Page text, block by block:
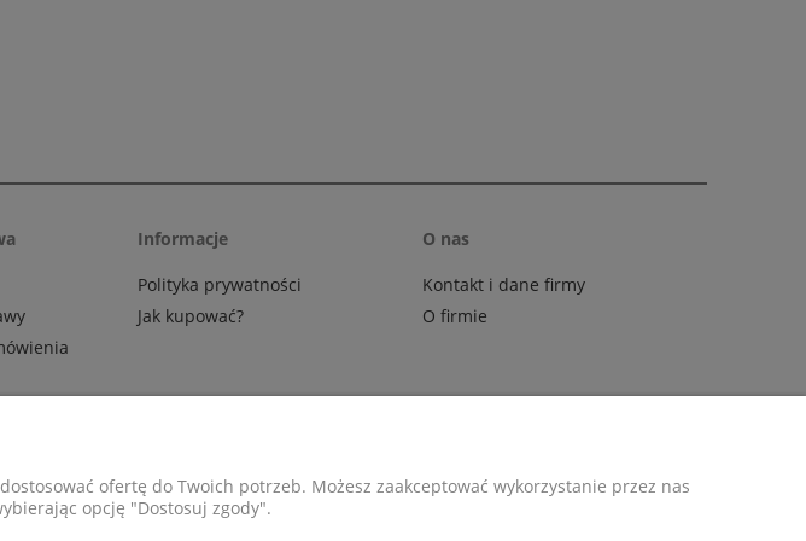
Informacje
Polityka prywatności
Jak kupować?
O nas
Kontakt i dane firmy
O firmie
Godziny otwarcia
Poniedziałek–Piątek: 10:00–18:00
ofertę do Twoich potrzeb. Możesz zaakceptować wykorzystanie przez nas
opcję "Dostosuj zgody".